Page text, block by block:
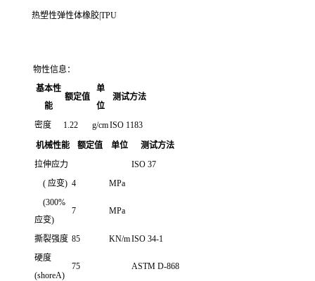
热塑性弹性体橡胶|TPU
物性信息：
基本性
能
额定值
单
位
测试方法
密度 1.22 g/cmISO 1183
机械性能 额定值 单位
测试方法
拉伸应力
ISO 37
( 应变) 4
MPa
(300%
应变)
7 MPa
撕裂强度 85 KN/mISO 34-1
硬度
(shoreA)
75 ASTM D-868